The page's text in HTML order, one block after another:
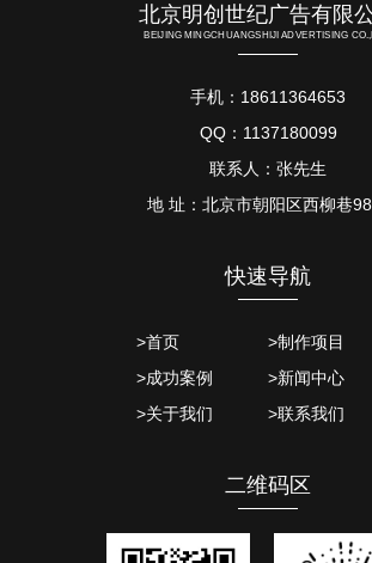
北京明创世纪广告有限
BEIJING MINGCHUANGSHIJI ADVERTISING
手机：18611364653
QQ：1137180099
联系人：张先生
地 址：北京市朝阳区西柳巷
快速导航
>首页
>制作项目
>成功案例
>新闻中心
>关于我们
>联系我们
二维码区